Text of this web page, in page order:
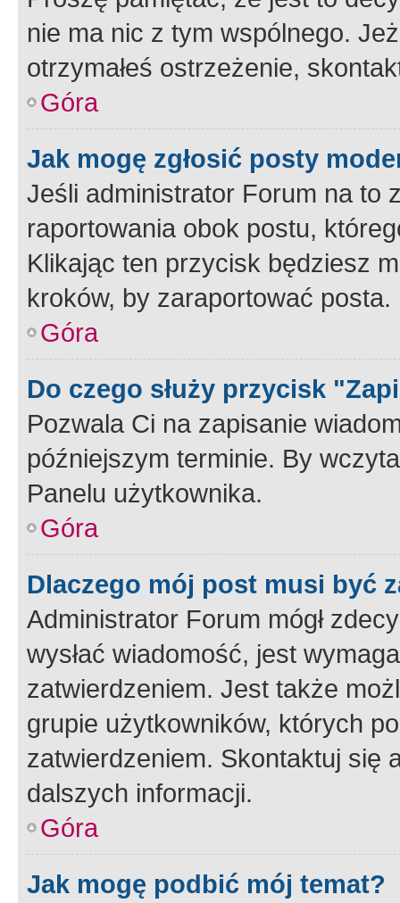
nie ma nic z tym wspólnego.
otrzymałeś ostrzeżenie,
Góra
Jak mogę zgłosić posty
Jeśli administrator Forum na to
raportowania obok postu,
Klikając ten przycisk będziesz
kroków, by zaraportować posta.
Góra
Do czego służy przycisk
Pozwala Ci na zapisanie
późniejszym terminie. By
Panelu użytkownika.
Góra
Dlaczego mój post musi być
Administrator Forum mógł
wysłać wiadomość, jest
zatwierdzeniem. Jest także
grupie użytkowników, których
zatwierdzeniem. Skontaktuj się
dalszych informacji.
Góra
Jak mogę podbić mój temat?